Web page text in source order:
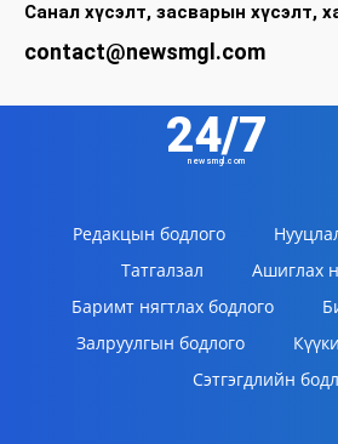
Санал хүсэлт, засварын хүсэлт,
contact@newsmgl.com
24/7
newsmgl.com
Редакцын бодлого
Татгалзал
Ашиглах
Баримт нягтлах бодлого
Залруулгын бодлого
Сэтгэгдлийн